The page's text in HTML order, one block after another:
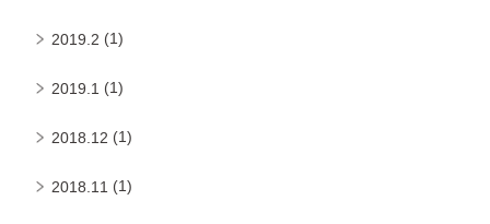
2019.2 (1)
2019.1 (1)
2018.12 (1)
2018.11 (1)